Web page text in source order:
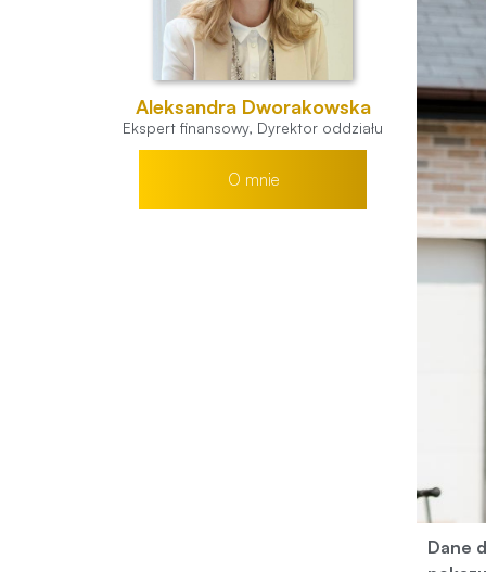
Aleksandra Dworakowska
Ekspert finansowy, Dyrektor oddziału
O mnie
Dane